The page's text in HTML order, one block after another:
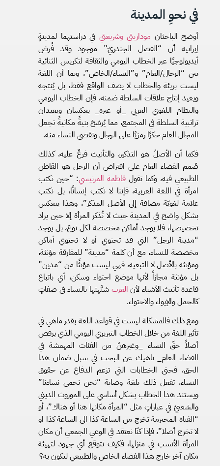
في نحوِ المدينة
أوضح الباحثان موداريتي وشريعتي في دراستهما لمدينةٍ
إيرانية أن “الفصل الجندريّ” موجود وقد فُرض
أيديولوجيًا عبر الخطاب اليومي والثقافة لتكريس الثنائية
بين “الرجال/العام” و”النساء/الخاص”، وبما أن اللغة
ليست بريئة والخطاب لا يصف الواقع فقط، بل يُنتجه
ويعيد إنتاج علاقات السلطة ضمنه، فإن الخطاب اليومي
والنظام اللغوي العربي _أو غيره_ يعكسان ويعيدان
تراتبية السلطة في المجتمع، مما يُرسّخ بنيةً مكانيةً تجعل
المجال العام حكرًا رمزيًا على الرجال وتقصي النساء منه.
فكما أن الأصلُ هو التذكير، والتأنيث فرعٌ عليه، كذلك
صُمم الفضاء العام على افتراض أن الرجل هو القاطن
الطبيعي فيه، وكما تقول فاطمة المرنيسي: “حين نكتب
امرأة في اللغة العربية، فإننا لا نكتب إنسانًا، بل نكتب
علامة لغويّة مضافة إلى الأصل المذكر”، وهذا ينعكس
بشكل واضح في المدينة حيث لا تُذكر المرأة إلا حين يراد
تخصيصها، فلا يوجد أماكن مخصصة لكل نوع، بل يوجد
“مدينة الرجل” التي قد تحتوي أو لا تحتوي أماكن
مخصصة للنساء، مع أن كلمة “مدينة” للمفارقة مؤنثة،
ومؤنثة بالأصل لا التبعية، فهي ليست مؤنثًا من “مدين”
بل مؤنثة مجازاً لأنها موضع احتواء وسكن، أي باتباع
قاعدة تأنيث الأشياء لأن العرب شبَّهتها بالنساء في صفاتٍ
كالحمل والإيواء والاحتواء.
ومع ذلك فالمشكلة ليست في قواعد اللغة بقدر ماهي في
تأثير اللغة من خلال الخطاب التبريري اليومي الذي يرفض
أصلاً حقّ النساء _وغيرهنّ من الفئات المهمشة في
الفضاء العام_ ناهيك عن البحث في سبل ضمان هذا
الحق، فحتى الخطابات التي تزعم الدفاع عن حقوق
النساء، تفعل ذلك بلغة وصاية “نحن نحمي نساءنا”
ويستند هذا الخطاب بشكل أساسي على الموروث الديني
والشعبيّ في عباراتٍ مثل “المرأة مكانها هنا أو هناك”، أو
“الفتاة المحترمة تخرج من الساعة كذا الى الساعة كذا او
لا تخرج أصلا”، فإذا كنّا نعتقد في الوعي الجمعي أن مكان
المرأة الأنسب في منزلها، فكيف نتوقع أي جهود لتهيئة
مكان آخر خارج هذا الفضاء الخاص والطبيعي لتكون به؟